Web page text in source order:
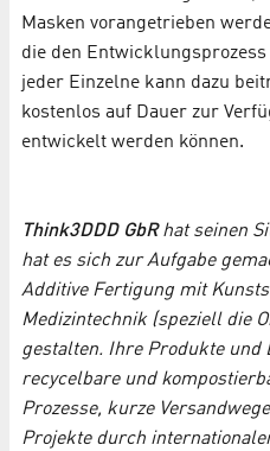
Masken vorangetrieben
die den
jeder Einzelne kann dazu
kostenlos auf Dauer zur
entwickelt werden können.
Think3DDD GbRhat seinen
hat es sich zur Aufgabe
Additive Fertigung mit
Medizintechnik (speziell die
gestalten. Ihre Produkte und
recycelbare und
Prozesse, kurze
Projekte durch